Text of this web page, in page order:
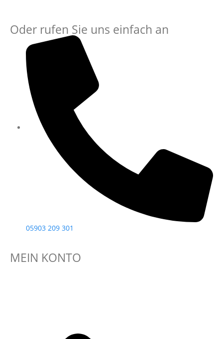
Oder rufen Sie uns einfach an
05903 209 301
MEIN KONTO